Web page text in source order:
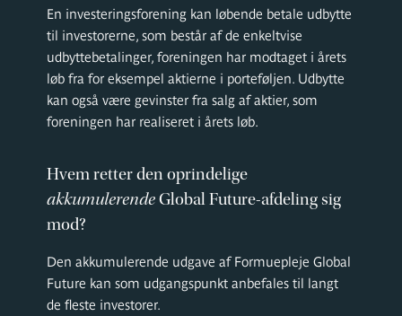
En investeringsforening kan løbende betale udbytte
til investorerne, som består af de enkeltvise
udbyttebetalinger, foreningen har modtaget i årets
løb fra for eksempel aktierne i porteføljen. Udbytte
kan også være gevinster fra salg af aktier, som
foreningen har realiseret i årets løb.
Hvem retter den oprindelige
akkumulerendeGlobal Future-afdeling sig
mod?
Den akkumulerende udgave af Formuepleje Global
Future kan som udgangspunkt anbefales til langt
de fleste investorer.